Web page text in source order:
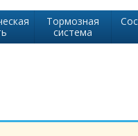
Тормозная
система